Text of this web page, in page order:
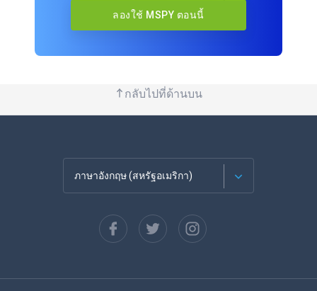
ลองใช้ MSPY ตอนนี้
กลับไปที่ด้านบน
ภาษาอังกฤษ (สหรัฐอเมริกา)
Español
ภาษาเยอรมัน